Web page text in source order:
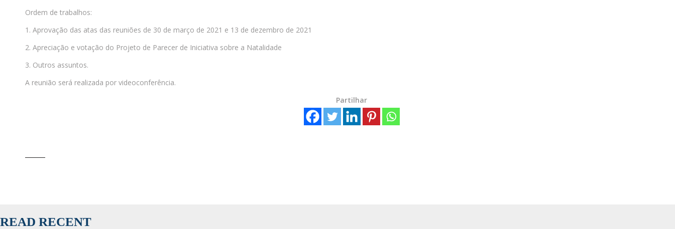
Ordem de trabalhos:
1. Aprovação das atas das reuniões de 30 de março de 2021 e 13 de dezembro de 2021
2. Apreciação e votação do Projeto de Parecer de Iniciativa sobre a Natalidade
3. Outros assuntos.
A reunião será realizada por videoconferência.
Partilhar
READ RECENT